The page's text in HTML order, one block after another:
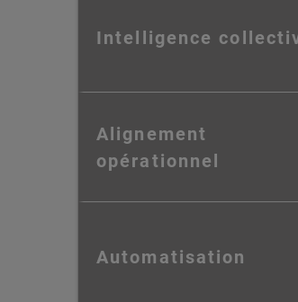
Intelligence
Alignement
opérationnel
Automatisation